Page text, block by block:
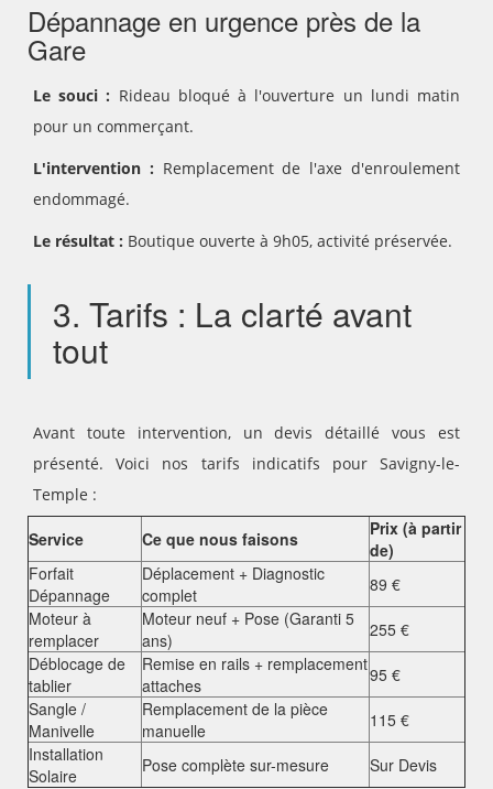
Dépannage en urgence près de la
Gare
Le souci : Rideau bloqué à l'ouverture un lundi matin
pour un commerçant.
L'intervention : Remplacement de l'axe d'enroulement
endommagé.
Le résultat : Boutique ouverte à 9h05, activité préservée.
3. Tarifs : La clarté avant
tout
Avant toute intervention, un devis détaillé vous est
présenté. Voici nos tarifs indicatifs pour Savigny-le-
Temple :
Service Ce que nous faisons
Prix (à partir
de)
Forfait
Dépannage
Déplacement + Diagnostic
complet
89 €
Moteur à
remplacer
Moteur neuf + Pose (Garanti 5
ans)
255 €
Déblocage de
tablier
Remise en rails + remplacement
attaches
95 €
Sangle /
Manivelle
Remplacement de la pièce
manuelle
115 €
Installation
Solaire
Pose complète sur-mesure Sur Devis